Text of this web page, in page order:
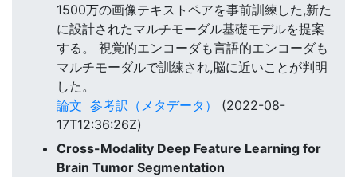
1500万の画像テキストペアを事前訓練した,新た
に設計されたマルチモーダル基礎モデルを提案
する。 視覚的エンコーダも言語的エンコーダも
マルチモーダルで訓練され,脳に近いことが判明
した。
論文 参考訳（メタデータ）
(2022-08-
17T12:36:26Z)
Cross-Modality Deep Feature Learning for
Brain Tumor Segmentation